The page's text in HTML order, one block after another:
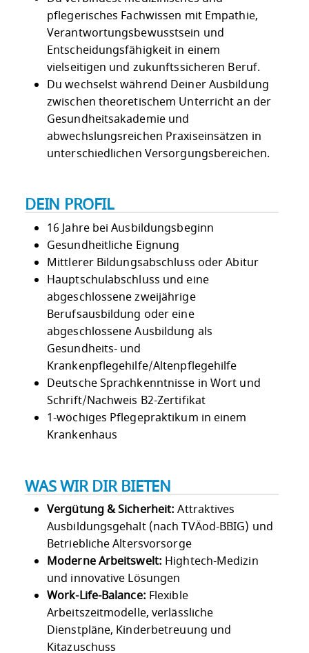
pflegerisches Fachwissen mit Empathie,
Verantwortungsbewusstsein und
Entscheidungsfähigkeit in einem
vielseitigen und zukunftssicheren Beruf.
Du wechselst während Deiner Ausbildung
zwischen theoretischem Unterricht an der
Gesundheitsakademie und
abwechslungsreichen Praxiseinsätzen in
unterschiedlichen Versorgungsbereichen.
DEIN PROFIL
16 Jahre bei Ausbildungsbeginn
Gesundheitliche Eignung
Mittlerer Bildungsabschluss oder Abitur
Hauptschulabschluss und eine
abgeschlossene zweijährige
Berufsausbildung oder eine
abgeschlossene Ausbildung als
Gesundheits- und
Krankenpflegehilfe/Altenpflegehilfe
Deutsche Sprachkenntnisse in Wort und
Schrift/Nachweis B2-Zertifikat
1-wöchiges Pflegepraktikum in einem
Krankenhaus
WAS WIR DIR BIETEN
Vergütung & Sicherheit: Attraktives
Ausbildungsgehalt (nach TVÄod-BBIG) und
Betriebliche Altersvorsorge
Moderne Arbeitswelt: Hightech-Medizin
und innovative Lösungen
Work-Life-Balance: Flexible
Arbeitszeitmodelle, verlässliche
Dienstpläne, Kinderbetreuung und
Kitazuschuss